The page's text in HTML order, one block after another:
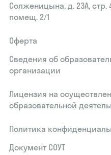
Солженицына, д. 23А, стр.
помещ. 2/1
Оферта
Сведения об
организации
Лицензия на
образовательной
Политика
Документ СОУТ